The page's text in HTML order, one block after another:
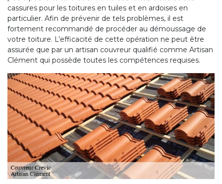
cassures pour les toitures en tuiles et en ardoises en
particulier. Afin de prévenir de tels problèmes, il est
fortement recommandé de procéder au démoussage de
votre toiture. L’efficacité de cette opération ne peut être
assurée que par un artisan couvreur qualifié comme Artisan
Clément qui possède toutes les compétences requises.